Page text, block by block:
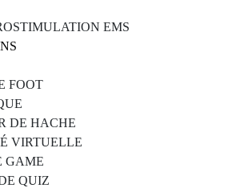
EMS
FOOT
DE HACHE
VIRTUELLE
GAME
QUIZ